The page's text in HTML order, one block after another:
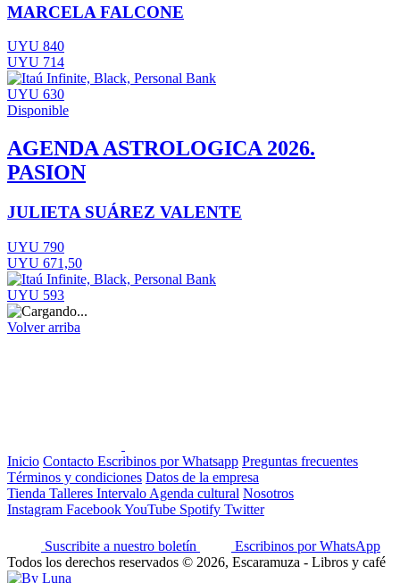
MARCELA FALCONE
UYU 840
UYU 714
UYU 630
Disponible
AGENDA ASTROLOGICA 2026.
PASION
JULIETA SUÁREZ VALENTE
UYU 790
UYU 671,50
UYU 593
Volver arriba
Inicio Contacto Escribinos por Whatsapp Preguntas frecuentes
Términos y condiciones Datos de la empresa
Tienda Talleres Intervalo Agenda cultural Nosotros
Instagram FacebookYouTube Spotify Twitter
Suscribite a nuestro boletín
Escribinos por WhatsApp
Todos los derechos reservados © 2026, Escaramuza - Libros y café